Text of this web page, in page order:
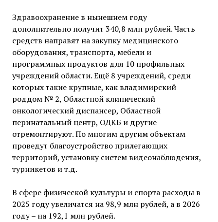
Здравоохранение в нынешнем году
дополнительно получит 340,8 млн рублей. Часть
средств направят на закупку медицинского
оборудования, транспорта, мебели и
программных продуктов для 10 профильных
учреждений области. Ещё 8 учреждений, среди
которых такие крупные, как владимирский
роддом № 2, Областной клинический
онкологический диспансер, Областной
перинатальный центр, ОДКБ и другие
отремонтируют. По многим другим объектам
проведут благоустройство прилегающих
территорий, установку систем видеонаблюдения,
турникетов и т.д.
В сфере физической культуры и спорта расходы в
2025 году увеличатся на 98,9 млн рублей, а в 2026
году – на 192,1 млн рублей.